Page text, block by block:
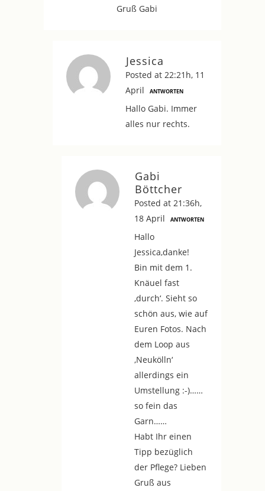
Gruß Gabi
Jessica
Posted at 22:21h, 11
April
ANTWORTEN
Hallo Gabi. Immer
alles nur rechts.
Gabi
Böttcher
Posted at 21:36h,
18 April
ANTWORTEN
Hallo
Jessica,danke!
Bin mit dem 1.
Knäuel fast
‚durch‘. Sieht so
schön aus, wie auf
Euren Fotos. Nach
dem Loop aus
‚Neukölln‘
allerdings ein
Umstellung :-)……
so fein das
Garn……
Habt Ihr einen
Tipp bezüglich
der Pflege? Lieben
Gruß aus